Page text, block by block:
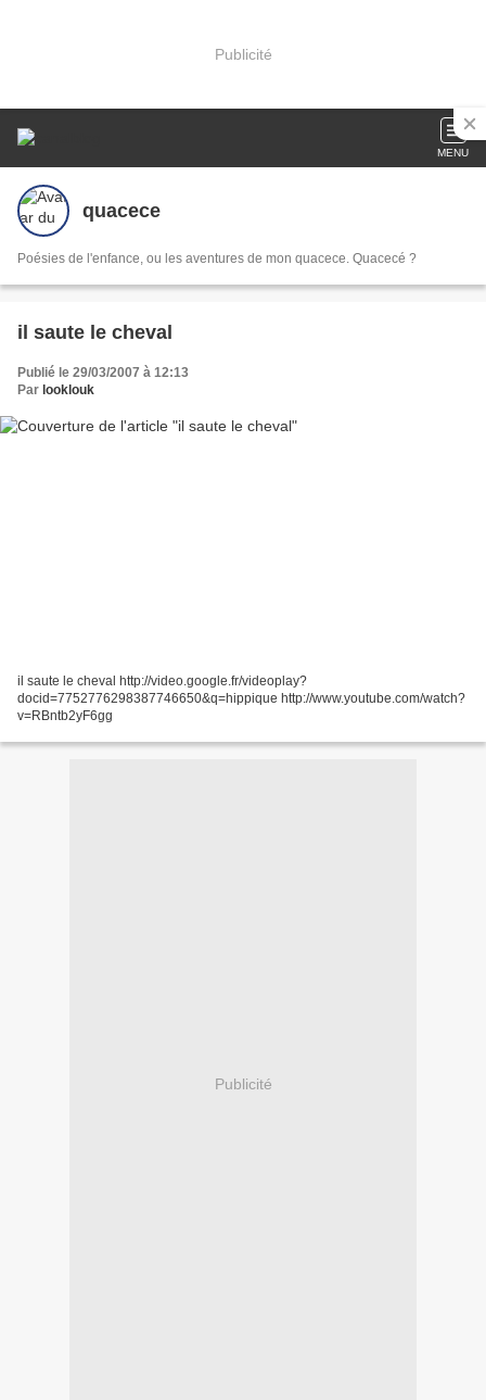
Publicité
MENU
quacece
Poésies de l'enfance, ou les aventures de mon quacece. Quacecé ?
il saute le cheval
Publié le 29/03/2007 à 12:13
Par looklouk
il saute le cheval http://video.google.fr/videoplay?
docid=7752776298387746650&q=hippique http://www.youtube.com/watch?
v=RBntb2yF6gg
Publicité